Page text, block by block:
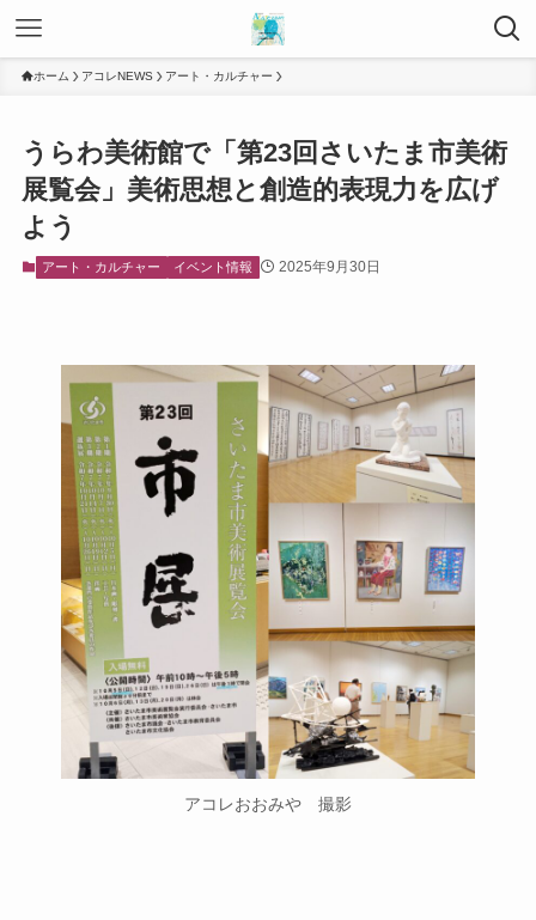
ホーム アコレNEWS アート・カルチャー
うらわ美術館で「第23回さいたま市美術
展覧会」美術思想と創造的表現力を広げ
よう
アート・カルチャー イベント情報 2025年9月30日
アコレおおみや 撮影